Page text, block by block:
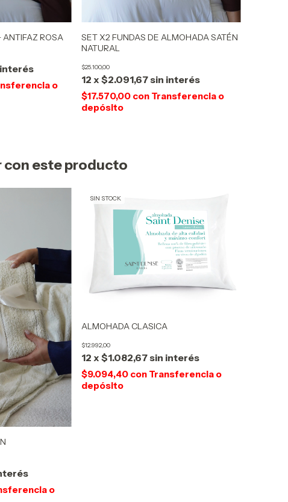
ANTIFAZ ROSA
o
SET X2 FUNDAS DE ALMOHADA SATÉN
NATURAL
$25.100,00
12 x $2.091,67sin interés
$17.570,00 con Transferencia o
depósito
con este producto
o
SIN STOCK
ALMOHADA CLASICA
$12.992,00
12 x $1.082,67sin interés
$9.094,40 con Transferencia o
depósito